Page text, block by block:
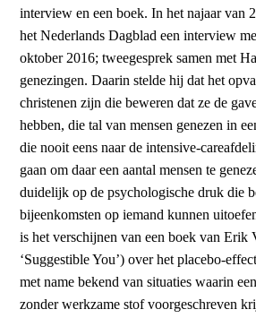
interview en een boek. In het najaar van
het Nederlands Dagblad een interview
oktober 2016; tweegesprek samen met
genezingen. Daarin stelde hij dat het
christenen zijn die beweren dat ze de
hebben, die tal van mensen genezen in
die nooit eens naar de intensive-
gaan om daar een aantal mensen te
duidelijk op de psychologische druk die
bijeenkomsten op iemand kunnen
is het verschijnen van een boek van Erik
‘Suggestible You’) over het placebo-
met name bekend van situaties waarin
zonder werkzame stof voorgeschreven